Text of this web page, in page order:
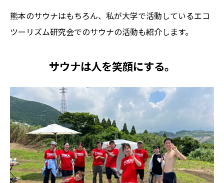
熊本のサウナはもちろん、私が大学で活動しているエコ
ツーリズム研究会でのサウナの活動も紹介します。
サウナは人を笑顔にする。